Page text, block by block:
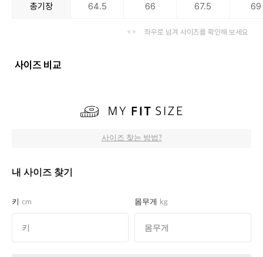
총기장 64.5 66 67.5 69
좌우로 넘겨 사이즈를 확인해 보세요
사이즈 비교